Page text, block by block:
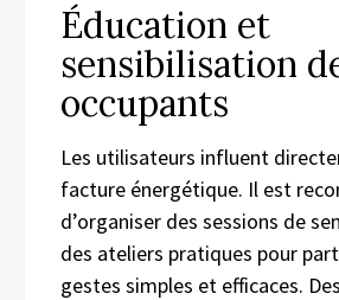
Éducation et
sensibilisation
occupants
Les utilisateurs influent
facture énergétique. Il est
d’organiser des sessions de
des ateliers pratiques pour
gestes simples et efficaces.